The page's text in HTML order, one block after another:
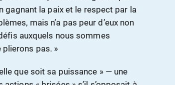
gagnant la paix et le respect par la
mais n’a pas peur d’eux non
auxquels nous sommes
pas. »
que soit sa puissance » — une